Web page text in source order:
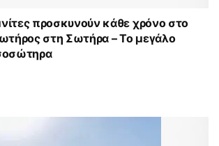
προσκυνούν κάθε χρόνο στο
στη Σωτήρα – Το μεγάλο